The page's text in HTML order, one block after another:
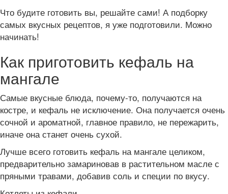
Что будите готовить вы, решайте сами! А подборку
самых вкусных рецептов, я уже подготовили. Можно
начинать!
Как приготовить кефаль на
мангале
Самые вкусные блюда, почему-то, получаются на
костре, и кефаль не исключение. Она получается очень
сочной и ароматной, главное правило, не пережарить,
иначе она станет очень сухой.
Лучше всего готовить кефаль на мангале целиком,
предварительно замариновав в растительном масле с
пряными травами, добавив соль и специи по вкусу.